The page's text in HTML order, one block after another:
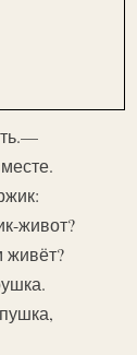
живот?
живёт?